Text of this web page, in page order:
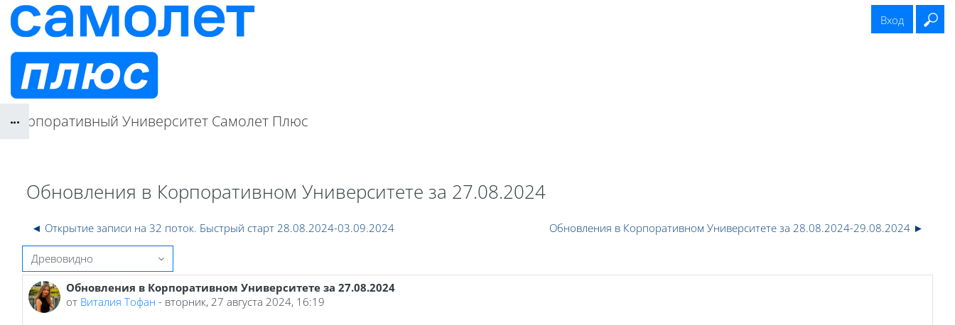
Перейти к основному содержанию
Вход
Корпоративный Университет Самолет Плюс
Блоки
Обновления в Корпоративном Университете за 27.08.2024
◄ Открытие записи на 32 поток. Быстрый старт 28.08.2024-03.09.2024
Обновления в Корпоративном Университете за 28.08.2024-29.08.2024 ►
Режим отображения
Обновления в Корпоративном Университете за 27.08.2024
от Виталия Тофан - вторник, 27 августа 2024, 16:19
Количество ответов: 0